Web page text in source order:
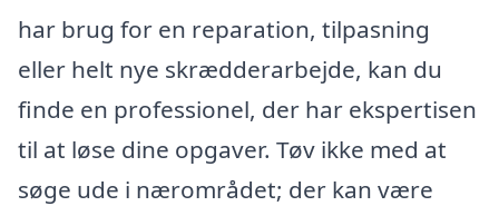
har brug for en reparation, tilpasning
eller helt nye skrædderarbejde, kan du
finde en professionel, der har ekspertisen
til at løse dine opgaver. Tøv ikke med at
søge ude i nærområdet; der kan være